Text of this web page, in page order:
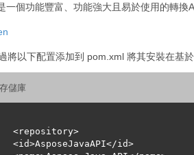
一個功能豐富、功能強大且易於使用的轉換
將以下配置添加到 pom.xml 將其安裝在基
存儲庫